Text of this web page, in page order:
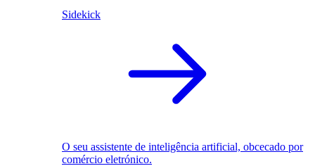
Sidekick
O seu assistente de inteligência artificial, obcecado por
comércio eletrónico.